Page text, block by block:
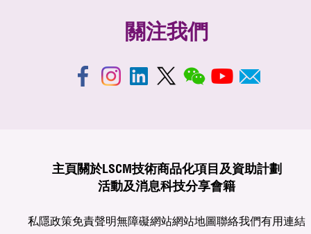
關注我們
主頁 關於LSCM技術商品化項目及資助計劃
活動及消息科技分享會籍
私隱政策免責聲明無障礙網站網站地圖聯絡我們有用連結